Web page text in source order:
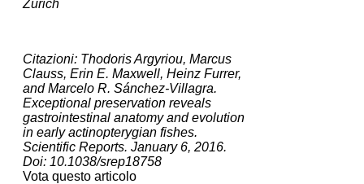
Zurich
Citazioni: Thodoris Argyriou, Marcus
Clauss, Erin E. Maxwell, Heinz Furrer,
and Marcelo R. Sánchez-Villagra.
Exceptional preservation reveals
gastrointestinal anatomy and evolution
in early actinopterygian fishes.
Scientific Reports. January 6, 2016.
Doi: 10.1038/srep18758
Vota questo articolo